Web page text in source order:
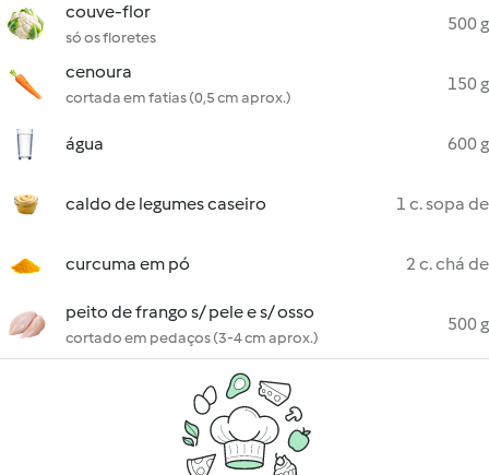
couve-flor
só os floretes
500 g
cenoura
cortada em fatias (0,5 cm aprox.)
150 g
água 600 g
caldo de legumes caseiro 1 c. sopa de
curcuma em pó 2 c. chá de
peito de frango s/ pele e s/ osso
cortado em pedaços (3-4 cm aprox.)
500 g